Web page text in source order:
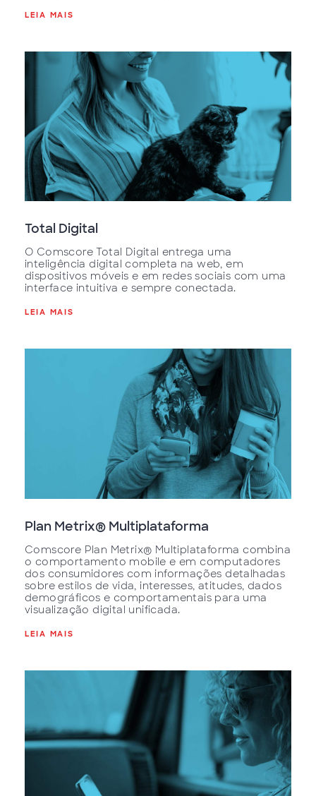
LEIA MAIS
Total Digital
O Comscore Total Digital entrega uma
inteligência digital completa na web, em
dispositivos móveis e em redes sociais com uma
interface intuitiva e sempre conectada.
LEIA MAIS
Plan Metrix® Multiplataforma
Comscore Plan Metrix® Multiplataforma combina
o comportamento mobile e em computadores
dos consumidores com informações detalhadas
sobre estilos de vida, interesses, atitudes, dados
demográficos e comportamentais para uma
visualização digital unificada.
LEIA MAIS